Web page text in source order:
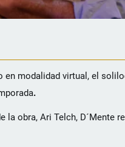
en modalidad virtual, el
.
obra, Ari Telch,